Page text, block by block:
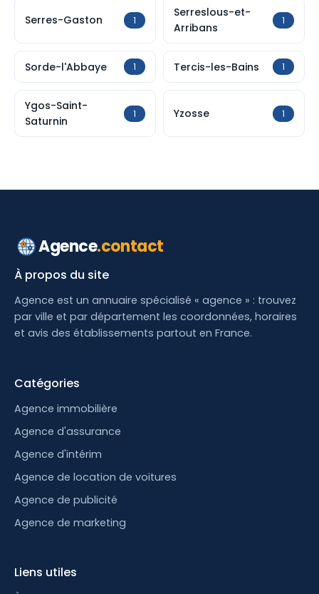
Serres-Gaston 1
Serreslous-et-
Arribans
1
Sorde-l'Abbaye 1 Tercis-les-Bains 1
Ygos-Saint-
Saturnin
1 Yzosse 1
Agence.contact
À propos du site
Agence est un annuaire spécialisé « agence » : trouvez
par ville et par département les coordonnées, horaires
et avis des établissements partout en France.
Catégories
Agence immobilière
Agence d'assurance
Agence d'intérim
Agence de location de voitures
Agence de publicité
Agence de marketing
Liens utiles